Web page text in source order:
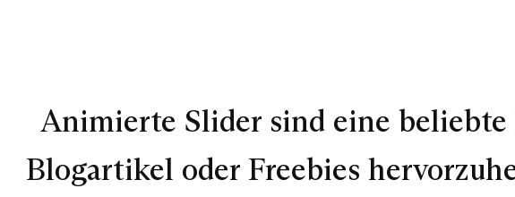
Animierte Slider sind eine
Blogartikel oder Freebies